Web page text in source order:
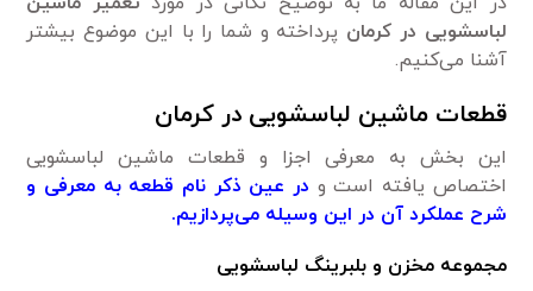
لباسشویی در کرمان پرداخته و شما را با این موضوع بیشتر
آشنا می‌کنیم.
قطعات ماشین لباسشویی در کرمان
این بخش به معرفی اجزا و قطعات ماشین لباسشویی
اختصاص یافته است و در عین ذکر نام قطعه به معرفی و
شرح عملکرد آن در این وسیله می‌پردازیم.
مجموعه مخزن و بلبرینگ لباسشویی